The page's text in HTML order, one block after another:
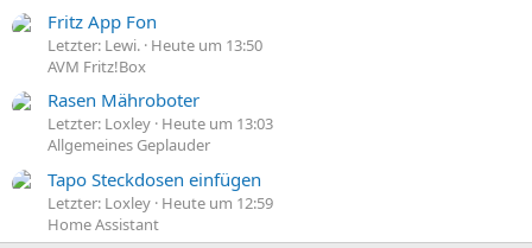
Fritz App Fon
Letzter: Lewi. Heute um 13:50
AVM Fritz!Box
Rasen Mähroboter
Letzter: Loxley Heute um 13:03
Allgemeines Geplauder
Tapo Steckdosen einfügen
Letzter: Loxley Heute um 12:59
Home Assistant